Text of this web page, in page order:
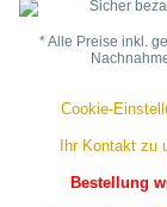
* Alle Preise inkl.
Cookie-
Ihr Kontakt zu
Bestellung